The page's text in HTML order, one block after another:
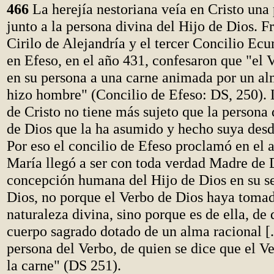
466 La herejía nestoriana veía en Cristo una
junto a la persona divina del Hijo de Dios.
Cirilo de Alejandría y el tercer Concilio
en Efeso, en el año 431, confesaron que "el
en su persona a una carne animada por un
hizo hombre" (Concilio de Efeso: DS, 250).
de Cristo no tiene más sujeto que la
de Dios que la ha asumido y hecho suya
Por eso el concilio de Efeso proclamó en el
María llegó a ser con toda verdad Madre de
concepción humana del Hijo de Dios en su
Dios, no porque el Verbo de Dios haya
naturaleza divina, sino porque es de ella, de
cuerpo sagrado dotado de un alma racional
persona del Verbo, de quien se dice que el
la carne" (DS 251).